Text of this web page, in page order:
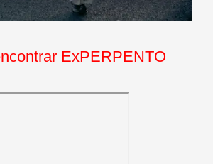
ExPERPENTO